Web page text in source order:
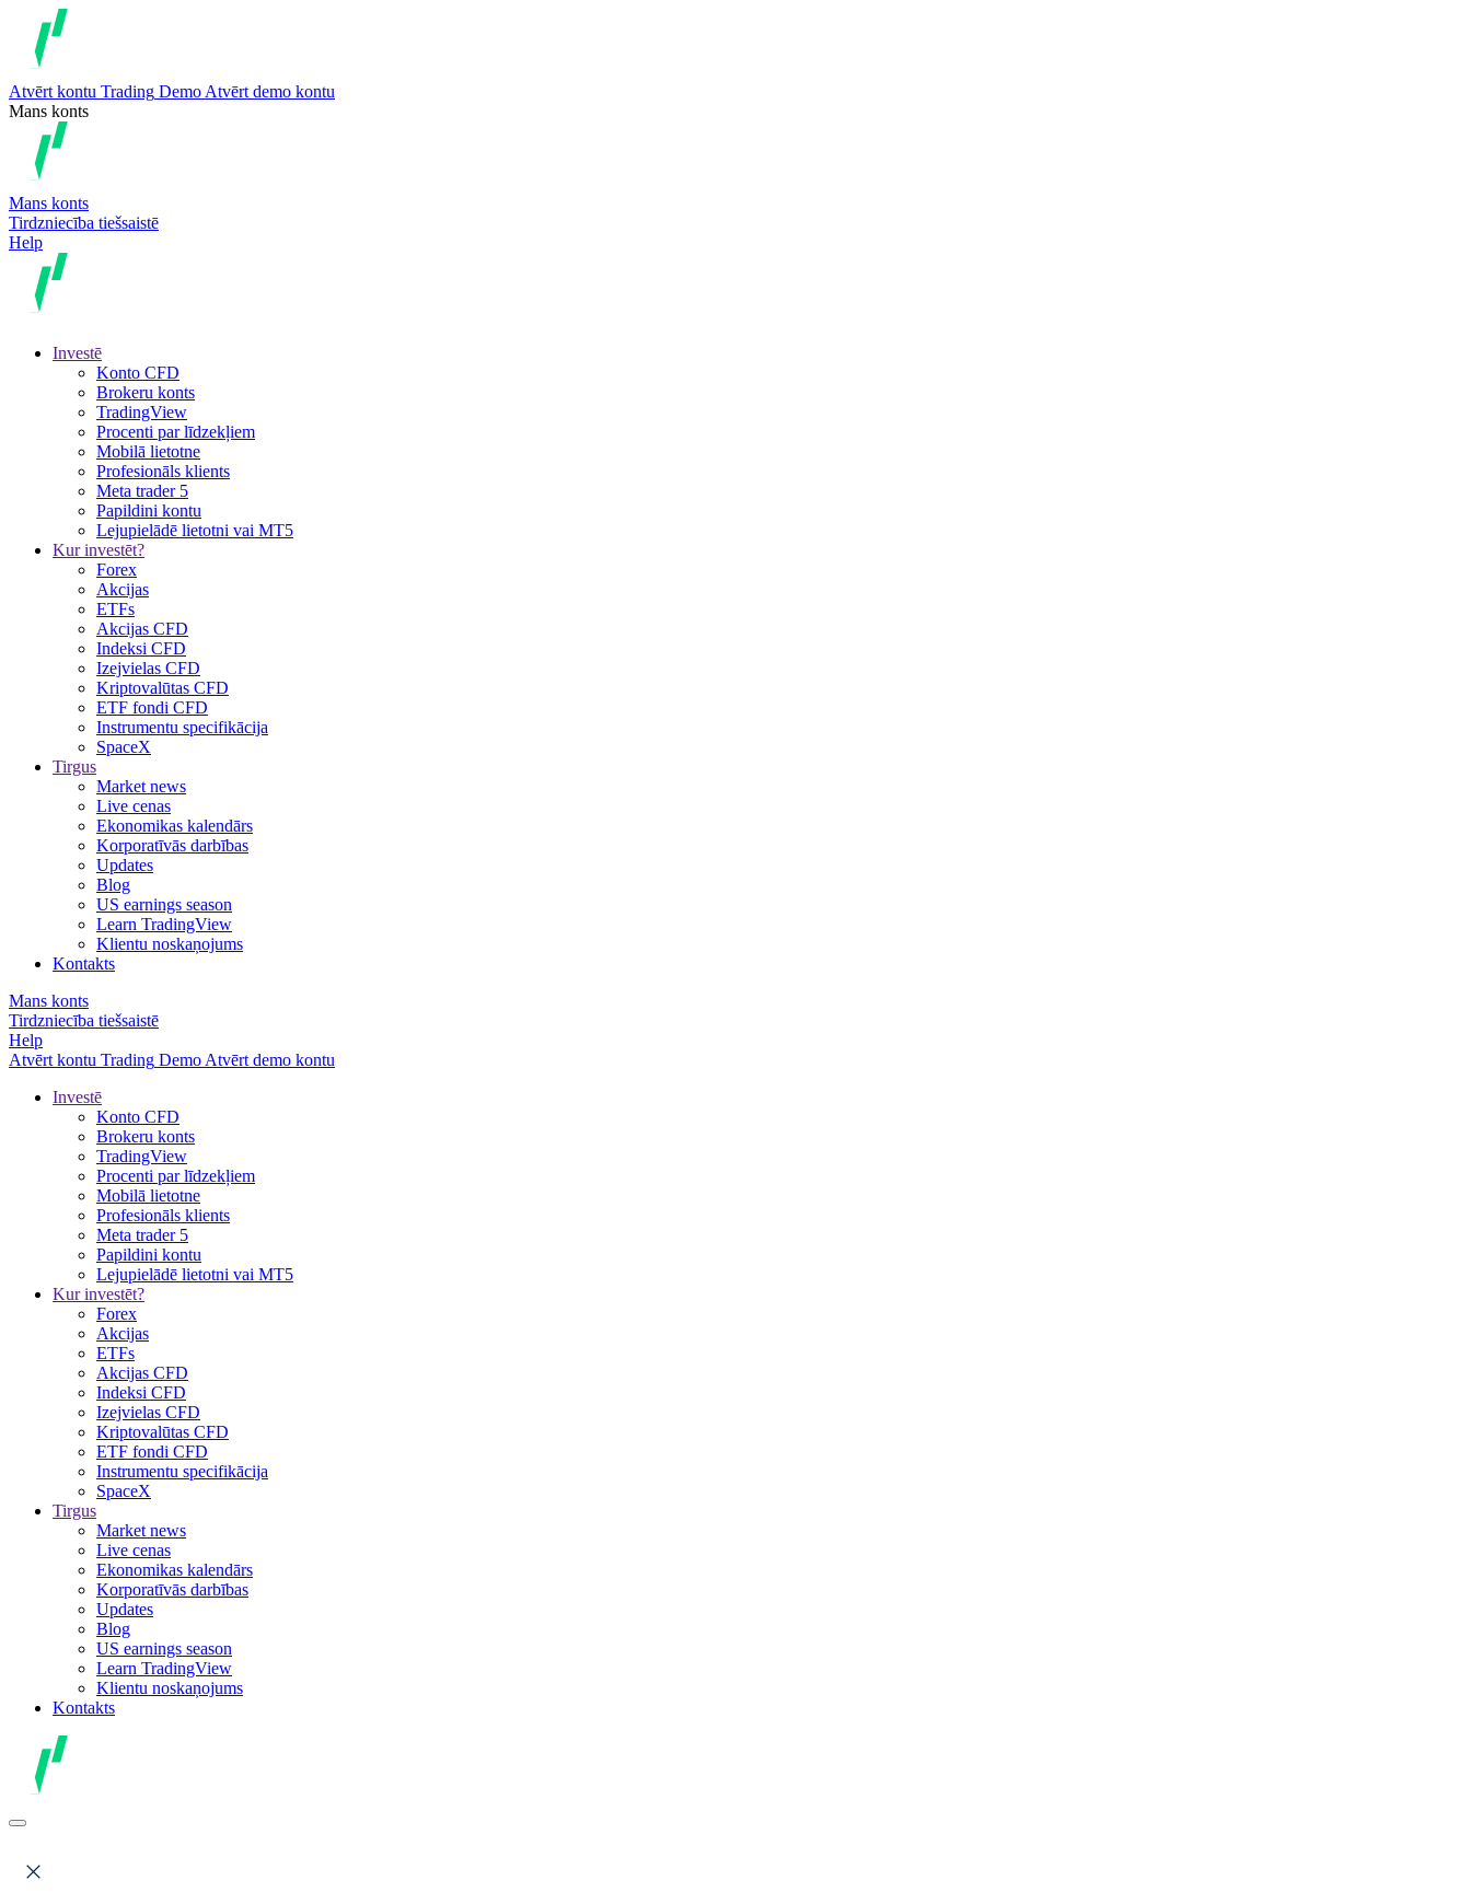
Atvērt kontu Trading Demo Atvērt demo kontu
Mans konts
Mans konts
Tirdzniecība tiešsaistē
Help
Investē
Konto CFD
Brokeru konts
TradingView
Procenti par līdzekļiem
Mobilā lietotne
Profesionāls klients
Meta trader 5
Papildini kontu
Lejupielādē lietotni vai MT5
Kur investēt?
Forex
Akcijas
ETFs
Akcijas CFD
Indeksi CFD
Izejvielas CFD
Kriptovalūtas CFD
ETF fondi CFD
Instrumentu specifikācija
SpaceX
Tirgus
Market news
Live cenas
Ekonomikas kalendārs
Korporatīvās darbības
Updates
Blog
US earnings season
Learn TradingView
Klientu noskaņojums
Kontakts
Mans konts
Tirdzniecība tiešsaistē
Help
Atvērt kontu Trading Demo Atvērt demo kontu
Investē
Konto CFD
Brokeru konts
TradingView
Procenti par līdzekļiem
Mobilā lietotne
Profesionāls klients
Meta trader 5
Papildini kontu
Lejupielādē lietotni vai MT5
Kur investēt?
Forex
Akcijas
ETFs
Akcijas CFD
Indeksi CFD
Izejvielas CFD
Kriptovalūtas CFD
ETF fondi CFD
Instrumentu specifikācija
SpaceX
Tirgus
Market news
Live cenas
Ekonomikas kalendārs
Korporatīvās darbības
Updates
Blog
US earnings season
Learn TradingView
Klientu noskaņojums
Kontakts